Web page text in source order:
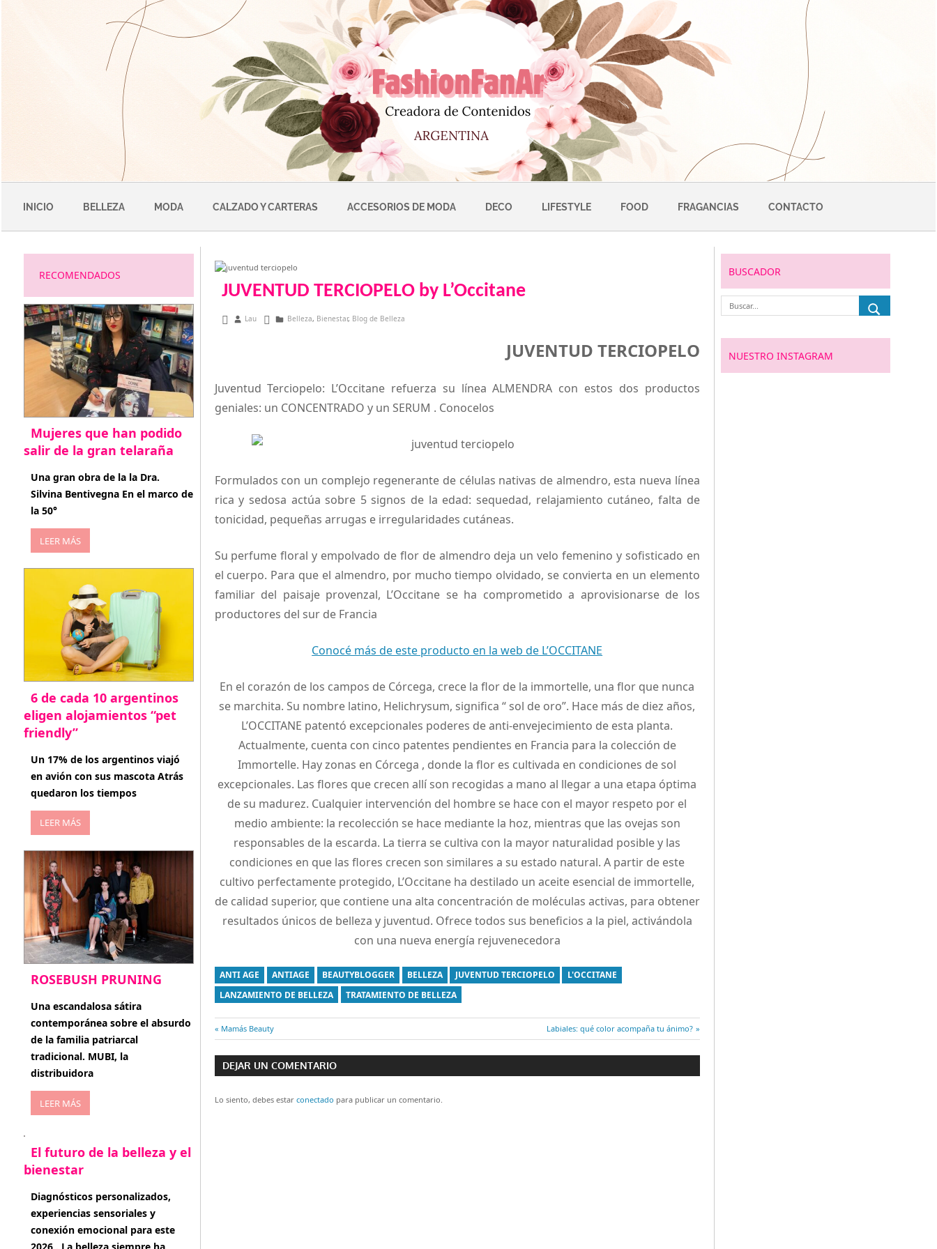
INICIO BELLEZA MODA CALZADO Y CARTERAS ACCESORIOS DE MODA DECO LIFESTYLE FOOD FRAGANCIAS CONTACTO
JUVENTUD TERCIOPELO by L’Occitane
septiembre 1, 2015
Lau Belleza, Bienestar, Blog de Belleza
JUVENTUD TERCIOPELO
Juventud Terciopelo: L’Occitane refuerza su línea ALMENDRA con estos dos productos
geniales: un CONCENTRADO y un SERUM . Conocelos
Formulados con un complejo regenerante de células nativas de almendro, esta nueva línea
rica y sedosa actúa sobre 5 signos de la edad: sequedad, relajamiento cutáneo, falta de
tonicidad, pequeñas arrugas e irregularidades cutáneas.
Su perfume floral y empolvado de flor de almendro deja un velo femenino y sofisticado en
el cuerpo. Para que el almendro, por mucho tiempo olvidado, se convierta en un elemento
familiar del paisaje provenzal, L’Occitane se ha comprometido a aprovisionarse de los
productores del sur de Francia
Conocé más de este producto en la web de L’OCCITANE
En el corazón de los campos de Córcega, crece la flor de la immortelle, una flor que nunca
se marchita. Su nombre latino, Helichrysum, significa “ sol de oro”. Hace más de diez años,
L’OCCITANE patentó excepcionales poderes de anti-envejecimiento de esta planta.
Actualmente, cuenta con cinco patentes pendientes en Francia para la colección de
Immortelle. Hay zonas en Córcega , donde la flor es cultivada en condiciones de sol
excepcionales. Las flores que crecen allí son recogidas a mano al llegar a una etapa óptima
de su madurez. Cualquier intervención del hombre se hace con el mayor respeto por el
medio ambiente: la recolección se hace mediante la hoz, mientras que las ovejas son
responsables de la escarda. La tierra se cultiva con la mayor naturalidad posible y las
condiciones en que las flores crecen son similares a su estado natural. A partir de este
cultivo perfectamente protegido, L’Occitane ha destilado un aceite esencial de immortelle,
de calidad superior, que contiene una alta concentración de moléculas activas, para obtener
resultados únicos de belleza y juventud. Ofrece todos sus beneficios a la piel, activándola
con una nueva energía rejuvenecedora
ANTI AGE ANTIAGE BEAUTYBLOGGER BELLEZA JUVENTUD TERCIOPELO
L'OCCITANE
LANZAMIENTO DE BELLEZA
TRATAMIENTO DE BELLEZA
Navegación
de
entradas
Entrada
anterior:
Mamás Beauty
Entrada
siguiente:
Labiales: qué color acompaña tu ánimo?
DEJAR UN COMENTARIO
Lo siento, debes estar conectado para publicar un comentario.
RECOMENDADOS
Mujeres que han podido
salir de la gran telaraña
abril 29, 2026
Una gran obra de la la Dra.
Silvina Bentivegna En el marco de
la 50°
LEER MÁS
6 de cada 10 argentinos
eligen alojamientos “pet
friendly”
abril 27, 2026
Un 17% de los argentinos viajó
en avión con sus mascota Atrás
quedaron los tiempos
LEER MÁS
ROSEBUSH PRUNING
enero 20, 2026
Una escandalosa sátira
contemporánea sobre el absurdo
de la familia patriarcal
tradicional. MUBI, la
distribuidora
LEER MÁS
El futuro de la belleza y el
bienestar
enero 15, 2026
Diagnósticos personalizados,
experiencias sensoriales y
conexión emocional para este
BUSCADOR
NUESTRO INSTAGRAM